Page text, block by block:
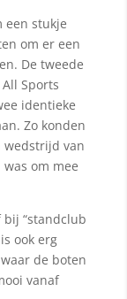
een stukje
om er een
De tweede
Sports
identieke
Zo konden
wedstrijd van
om mee
bij “standclub
ook erg
de boten
vanaf